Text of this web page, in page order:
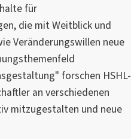
für
die mit Weitblick und
Veränderungswillen neue
forschen HSHL-
an verschiedenen
mitzugestalten und neue